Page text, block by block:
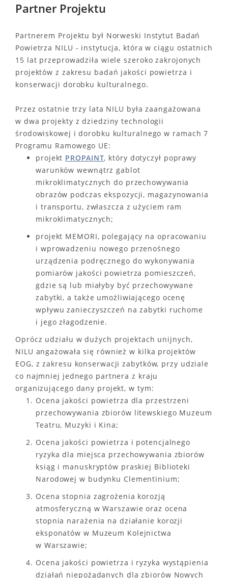
Partner Projektu
Partnerem Projektu był Norweski Instytut Badań
Powietrza NILU - instytucja, która w ciągu ostatnich
15 lat przeprowadziła wiele szeroko zakrojonych
projektów z zakresu badań jakości powietrza i
konserwacji dorobku kulturalnego.
Przez ostatnie trzy lata NILU była zaangażowana
w dwa projekty z dziedziny technologii
środowiskowej i dorobku kulturalnego w ramach 7
Programu Ramowego UE:
projekt PROPAINT, który dotyczył poprawy
warunków wewnątrz gablot
mikroklimatycznych do przechowywania
obrazów podczas ekspozycji, magazynowania
i transportu, zwłaszcza z użyciem ram
mikroklimatycznych;
projekt MEMORI, polegający na opracowaniu
i wprowadzeniu nowego przenośnego
urządzenia podręcznego do wykonywania
pomiarów jakości powietrza pomieszczeń,
gdzie są lub miałyby być przechowywane
zabytki, a także umożliwiającego ocenę
wpływu zanieczyszczeń na zabytki ruchome
i jego złagodzenie.
Oprócz udziału w dużych projektach unijnych,
NILU angażowała się również w kilka projektów
EOG, z zakresu konserwacji zabytków, przy udziale
co najmniej jednego partnera z kraju
organizującego dany projekt, w tym:
Ocena jakości powietrza dla przestrzeni
przechowywania zbiorów litewskiego Muzeum
Teatru, Muzyki i Kina;
Ocena jakości powietrza i potencjalnego
ryzyka dla miejsca przechowywania zbiorów
ksiąg i manuskryptów praskiej Biblioteki
Narodowej w budynku Clementinium;
Ocena stopnia zagrożenia korozją
atmosferyczną w Warszawie oraz ocena
stopnia narażenia na działanie korozji
eksponatów w Muzeum Kolejnictwa
w Warszawie;
Ocena jakości powietrza i ryzyka wystąpienia
działań niepożądanych dla zbiorów Nowych